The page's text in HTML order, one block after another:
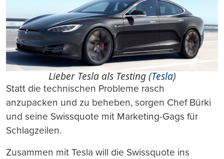
Lieber Tesla als Testing (Tesla)
Statt die technischen Probleme rasch
anzupacken und zu beheben, sorgen Chef Bürki
und seine Swissquote mit Marketing-Gags für
Schlagzeilen.
Zusammen mit Tesla will die Swissquote ins